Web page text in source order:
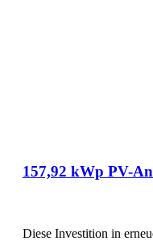
157,92 kWp PV-
Diese Investition in